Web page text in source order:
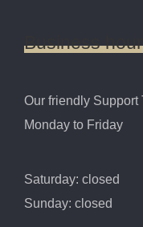
Business
Our friendly Support
Monday to Friday
Saturday: closed
Sunday: closed